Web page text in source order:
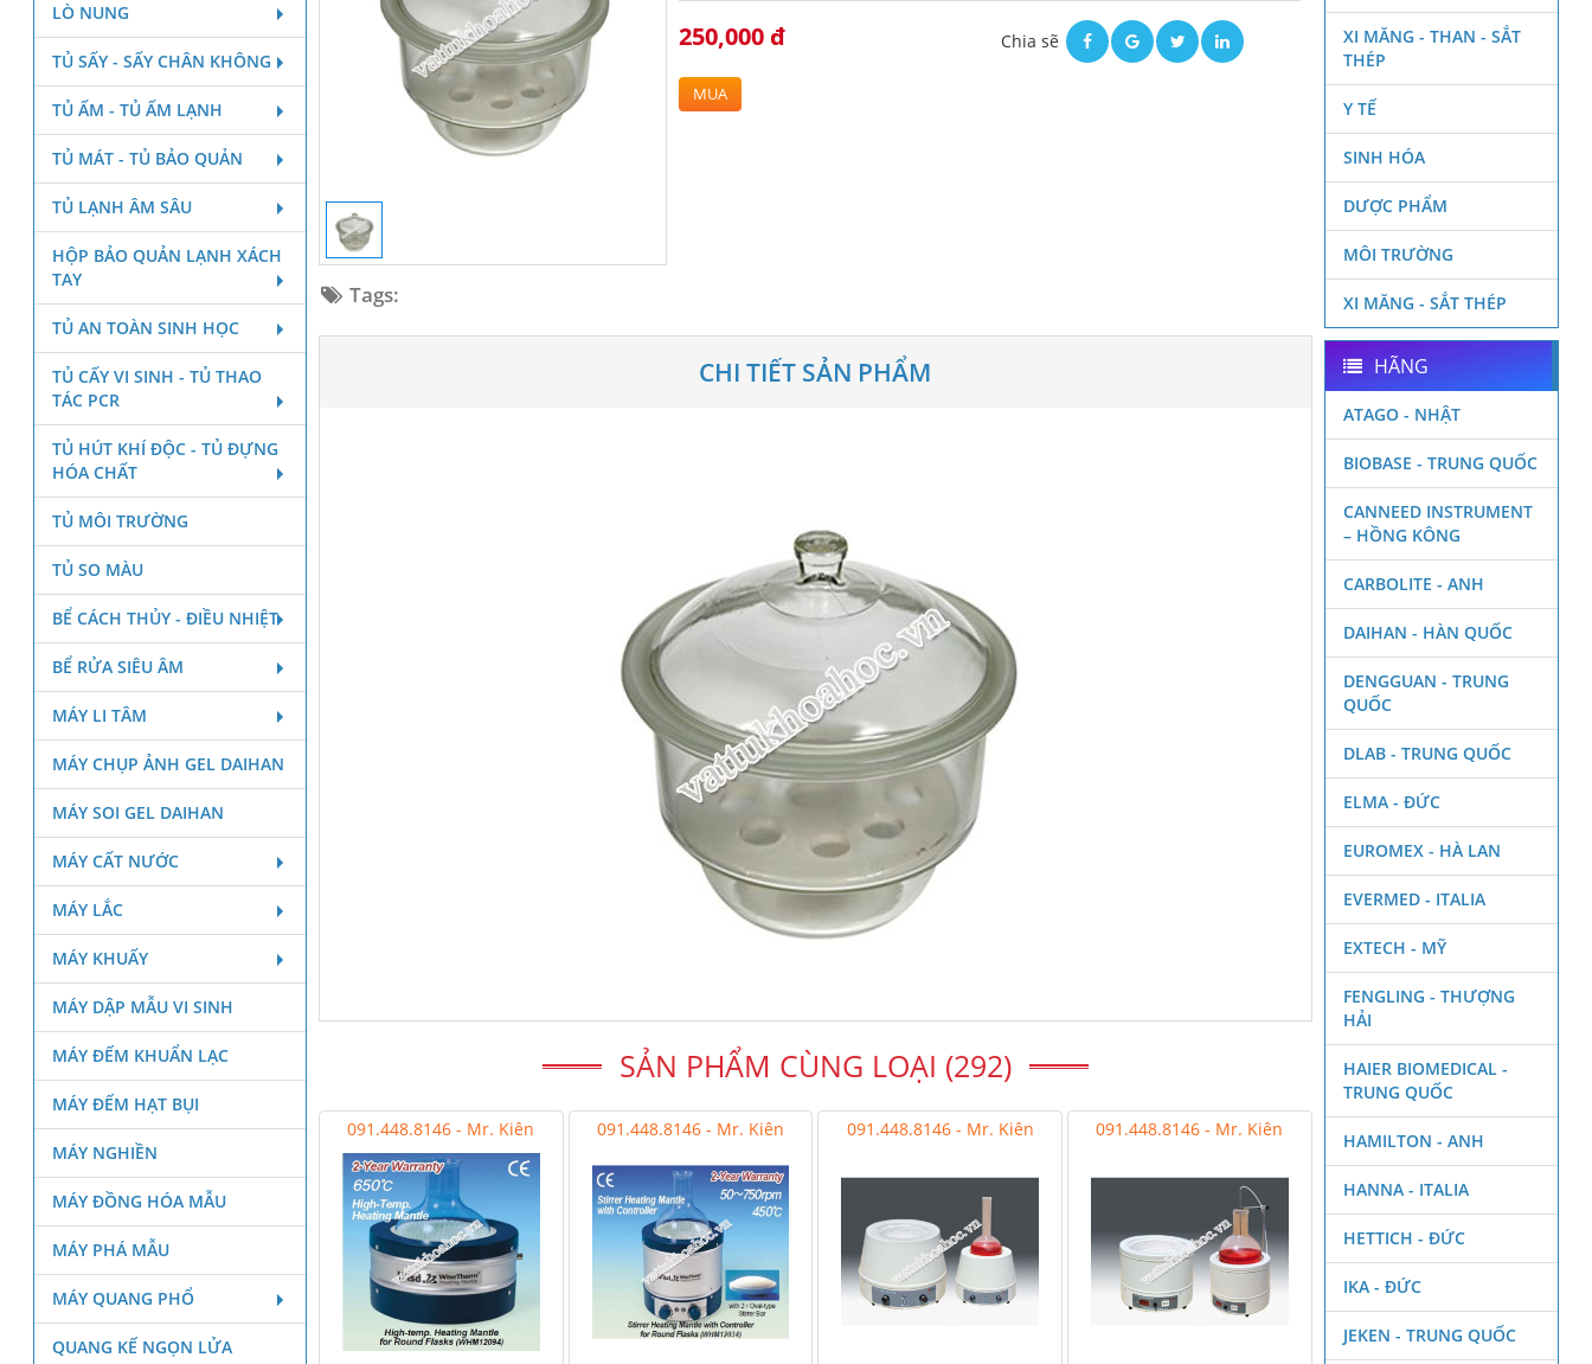
250,000 đ
MUA
Chia sẽ
Tags:
CHI TIẾT SẢN PHẨM
SẢN PHẨM CÙNG LOẠI (292)
091.448.8146 - Mr. Kiên 091.448.8146 - Mr. Kiên 091.448.8146 - Mr. Kiên 091.448.8146 - Mr. Kiên
LÒ NUNG
TỦ SẤY - SẤY CHÂN KHÔNG
TỦ ẤM - TỦ ẤM LẠNH
TỦ MÁT - TỦ BẢO QUẢN
TỦ LẠNH ÂM SÂU
HỘP BẢO QUẢN LẠNH XÁCH
TAY
TỦ AN TOÀN SINH HỌC
TỦ CẤY VI SINH - TỦ THAO
TÁC PCR
TỦ HÚT KHÍ ĐỘC - TỦ ĐỰNG
HÓA CHẤT
TỦ MÔI TRƯỜNG
TỦ SO MÀU
BỂ CÁCH THỦY - ĐIỀU NHIỆT
BỂ RỬA SIÊU ÂM
MÁY LI TÂM
MÁY CHỤP ẢNH GEL DAIHAN
MÁY SOI GEL DAIHAN
MÁY CẤT NƯỚC
MÁY LẮC
MÁY KHUẤY
MÁY DẬP MẪU VI SINH
MÁY ĐẾM KHUẨN LẠC
MÁY ĐẾM HẠT BỤI
MÁY NGHIỀN
MÁY ĐỒNG HÓA MẪU
MÁY PHÁ MẪU
MÁY QUANG PHỔ
QUANG KẾ NGỌN LỬA
XI MĂNG - THAN - SẮT
THÉP
Y TẾ
SINH HÓA
DƯỢC PHẨM
MÔI TRƯỜNG
XI MĂNG - SẮT THÉP
HÃNG
ATAGO - NHẬT
BIOBASE - TRUNG QUỐC
CANNEED INSTRUMENT
– HỒNG KÔNG
CARBOLITE - ANH
DAIHAN - HÀN QUỐC
DENGGUAN - TRUNG
QUỐC
DLAB - TRUNG QUỐC
ELMA - ĐỨC
EUROMEX - HÀ LAN
EVERMED - ITALIA
EXTECH - MỸ
FENGLING - THƯỢNG
HẢI
HAIER BIOMEDICAL -
TRUNG QUỐC
HAMILTON - ANH
HANNA - ITALIA
HETTICH - ĐỨC
IKA - ĐỨC
JEKEN - TRUNG QUỐC